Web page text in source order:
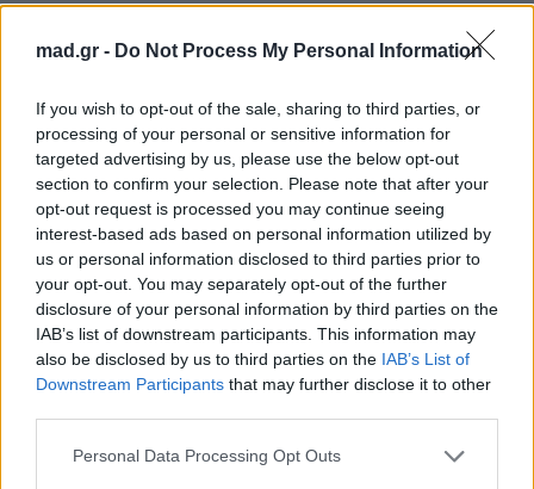
mad.gr - Do Not Process My Personal Information
If you wish to opt-out of the sale, sharing to third parties, or
processing of your personal or sensitive information for
targeted advertising by us, please use the below opt-out
section to confirm your selection. Please note that after your
opt-out request is processed you may continue seeing
interest-based ads based on personal information utilized by
us or personal information disclosed to third parties prior to
your opt-out. You may separately opt-out of the further
disclosure of your personal information by third parties on the
IAB’s list of downstream participants. This information may
also be disclosed by us to third parties on the IAB’s List of
Downstream Participants that may further disclose it to other
Personal Data Processing Opt Outs
Mad.gr στο Google
Ακολουθήστε το
Mad.gr στο MSN
Μοιράσου αυτό το άρθρο
Προηγούμενο Επόμενο